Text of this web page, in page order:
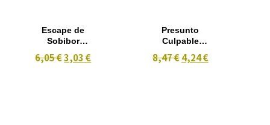
Escape de
Sobibor
(1987)
6,05 €3,03 €
Presunto
Culpable
(Backstab)
(1990)
8,47 € 4,24 €